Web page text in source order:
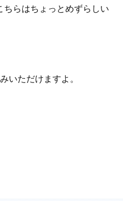
らはちょっとめずらしい
いただけますよ。